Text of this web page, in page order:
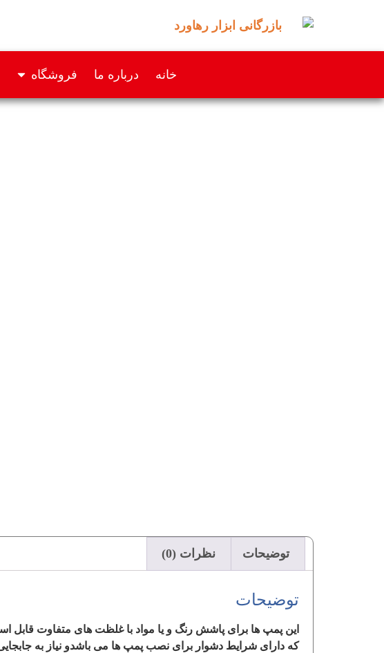
خانه درباره ما فروشگاه
توضیحات نظرات (0)
توضیحات
این پمپ ها برای پاشش رنگ و یا مواد با غلظت های متفاوت
که دارای شرایط دشوار برای نصب پمپ ها می باشدو نیاز به